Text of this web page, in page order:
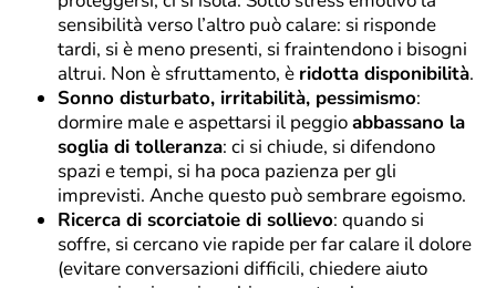
sensibilità verso l’altro può calare: si risponde
tardi, si è meno presenti, si fraintendono i bisogni
altrui. Non è sfruttamento, è ridotta disponibilità.
Sonno disturbato, irritabilità, pessimismo:
dormire male e aspettarsi il peggioabbassano la
soglia di tolleranza: ci si chiude, si difendono
spazi e tempi, si ha poca pazienza per gli
imprevisti. Anche questo può sembrare egoismo.
Ricerca di scorciatoie di sollievo: quando si
soffre, si cercano vie rapide per far calare il dolore
(evitare conversazioni difficili, chiedere aiuto